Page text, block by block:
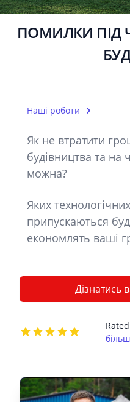
ПОМИЛКИ ПІД
Наші роботи
Як не втратити
будівництва та
можна?
Яких
припускаються
економлять ваші
Дізнатись